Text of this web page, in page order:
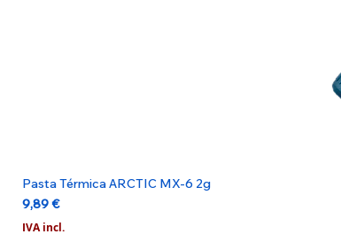
Pasta Térmica ARCTIC MX-6 2g
Preço
9,89 €
IVA incl.